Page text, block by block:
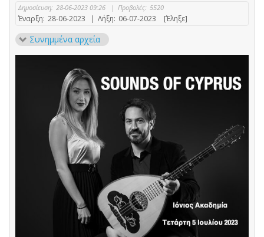
Δημοσίευση: 28-06-2023 09:26 | Προβολές: 5520
Έναρξη: 28-06-2023 | Λήξη: 06-07-2023 [Έληξε]
Συνημμένα αρχεία